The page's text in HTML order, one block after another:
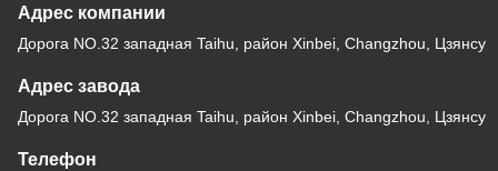
Адрес компании
Дорога NO.32 западная Taihu, район Xinbei, Changzhou, Цзянсу
Адрес завода
Дорога NO.32 западная Taihu, район Xinbei, Changzhou, Цзянсу
Телефон